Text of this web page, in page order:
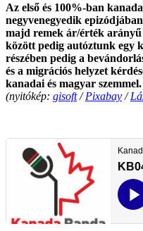
Az első és 100%-ban
negyvenegyedik
majd remek ár/érték
között pedig autóztunk egy
részében pedig a
és a migrációs helyzet
kanadai és magyar szemmel.
(nyitókép: gisoft/Pixabay /